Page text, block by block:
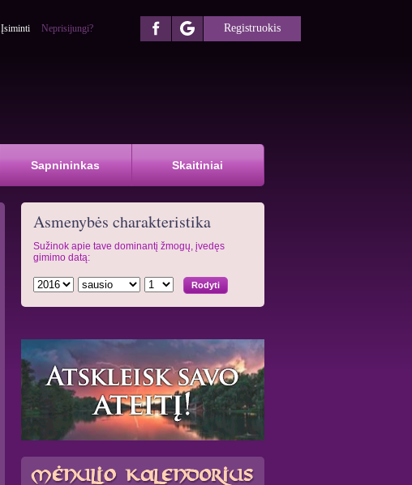
Įsiminti Neprisijungi? Registruokis
Sapnininkas Skaitiniai
Asmenybės charakteristika
Sužinok apie tave dominantį žmogų, įvedęs
gimimo datą: